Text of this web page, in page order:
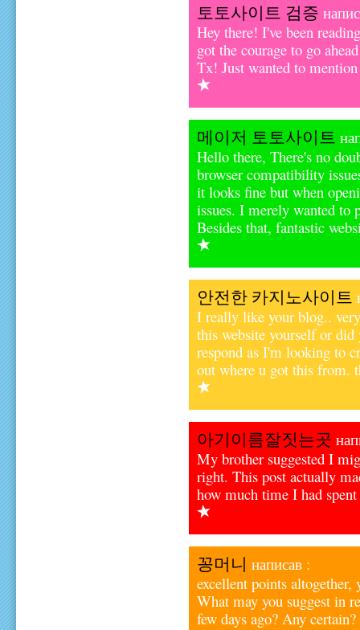
토토사이트 검증
Hey there! I've been
got the courage to go
Tx! Just wanted to
메이저 토토사이트
Hello there, There's no
browser compatibility
it looks fine but when
issues. I merely wanted to
Besides that, fantastic
안전한 카지노사이트
I really like your blog..
this website yourself or
respond as I'm looking to
out where u got this from.
아기이름잘짓는곳
My brother suggested I
right. This post actually
how much time I had
꽁머니 написав :
excellent points
What may you suggest in
few days ago? Any certain?